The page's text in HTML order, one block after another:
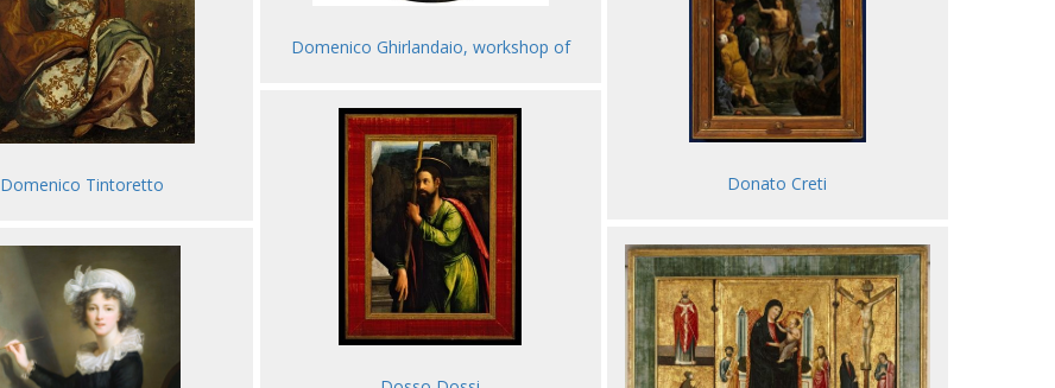
Domenico Ghirlandaio, workshop of
Domenico Tintoretto Donato Creti